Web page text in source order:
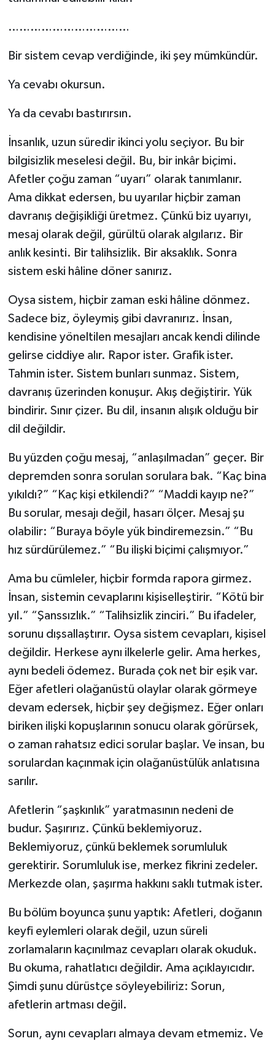
……………………………
Bir sistem cevap verdiğinde, iki şey mümkündür.
Ya cevabı okursun.
Ya da cevabı bastırırsın.
İnsanlık, uzun süredir ikinci yolu seçiyor. Bu bir
bilgisizlik meselesi değil. Bu, bir inkâr biçimi.
Afetler çoğu zaman “uyarı” olarak tanımlanır.
Ama dikkat edersen, bu uyarılar hiçbir zaman
davranış değişikliği üretmez. Çünkü biz uyarıyı,
mesaj olarak değil, gürültü olarak algılarız. Bir
anlık kesinti. Bir talihsizlik. Bir aksaklık. Sonra
sistem eski hâline döner sanırız.
Oysa sistem, hiçbir zaman eski hâline dönmez.
Sadece biz, öyleymiş gibi davranırız. İnsan,
kendisine yöneltilen mesajları ancak kendi dilinde
gelirse ciddiye alır. Rapor ister. Grafik ister.
Tahmin ister. Sistem bunları sunmaz. Sistem,
davranış üzerinden konuşur. Akış değiştirir. Yük
bindirir. Sınır çizer. Bu dil, insanın alışık olduğu bir
dil değildir.
Bu yüzden çoğu mesaj, “anlaşılmadan” geçer. Bir
depremden sonra sorulan sorulara bak. “Kaç bina
yıkıldı?” “Kaç kişi etkilendi?” “Maddi kayıp ne?”
Bu sorular, mesajı değil, hasarı ölçer. Mesaj şu
olabilir: “Buraya böyle yük bindiremezsin.” “Bu
hız sürdürülemez.” “Bu ilişki biçimi çalışmıyor.”
Ama bu cümleler, hiçbir formda rapora girmez.
İnsan, sistemin cevaplarını kişiselleştirir. “Kötü bir
yıl.” “Şanssızlık.” “Talihsizlik zinciri.” Bu ifadeler,
sorunu dışsallaştırır. Oysa sistem cevapları, kişisel
değildir. Herkese aynı ilkelerle gelir. Ama herkes,
aynı bedeli ödemez. Burada çok net bir eşik var.
Eğer afetleri olağanüstü olaylar olarak görmeye
devam edersek, hiçbir şey değişmez. Eğer onları
biriken ilişki kopuşlarının sonucu olarak görürsek,
o zaman rahatsız edici sorular başlar. Ve insan, bu
sorulardan kaçınmak için olağanüstülük anlatısına
sarılır.
Afetlerin “şaşkınlık” yaratmasının nedeni de
budur. Şaşırırız. Çünkü beklemiyoruz.
Beklemiyoruz, çünkü beklemek sorumluluk
gerektirir. Sorumluluk ise, merkez fikrini zedeler.
Merkezde olan, şaşırma hakkını saklı tutmak ister.
Bu bölüm boyunca şunu yaptık: Afetleri, doğanın
keyfi eylemleri olarak değil, uzun süreli
zorlamaların kaçınılmaz cevapları olarak okuduk.
Bu okuma, rahatlatıcı değildir. Ama açıklayıcıdır.
Şimdi şunu dürüstçe söyleyebiliriz: Sorun,
afetlerin artması değil.
Sorun, aynı cevapları almaya devam etmemiz. Ve